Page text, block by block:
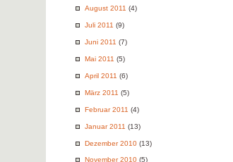
August 2011 (4)
Juli 2011 (9)
Juni 2011 (7)
Mai 2011 (5)
April 2011 (6)
März 2011 (5)
Februar 2011 (4)
Januar 2011 (13)
Dezember 2010 (13)
November 2010 (5)